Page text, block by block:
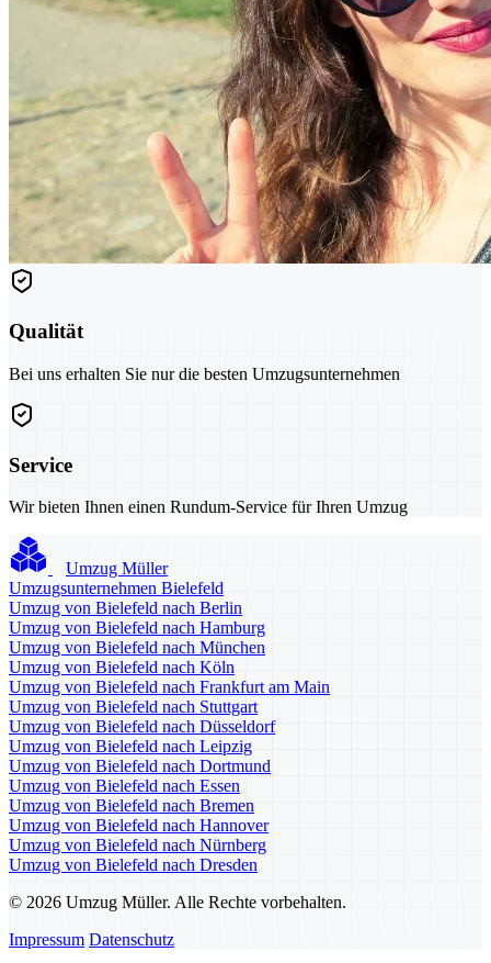
Qualität
Bei uns erhalten Sie nur die besten Umzugsunternehmen
Service
Wir bieten Ihnen einen Rundum-Service für Ihren Umzug
Umzug Müller
Umzugsunternehmen Bielefeld
Umzug von Bielefeld nach Berlin
Umzug von Bielefeld nach Hamburg
Umzug von Bielefeld nach München
Umzug von Bielefeld nach Köln
Umzug von Bielefeld nach Frankfurt am Main
Umzug von Bielefeld nach Stuttgart
Umzug von Bielefeld nach Düsseldorf
Umzug von Bielefeld nach Leipzig
Umzug von Bielefeld nach Dortmund
Umzug von Bielefeld nach Essen
Umzug von Bielefeld nach Bremen
Umzug von Bielefeld nach Hannover
Umzug von Bielefeld nach Nürnberg
Umzug von Bielefeld nach Dresden
© 2026 Umzug Müller. Alle Rechte vorbehalten.
Impressum Datenschutz